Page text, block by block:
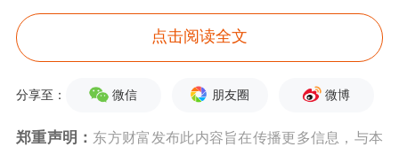
点击阅读全文
分享至： 微信 朋友圈 微博
郑重声明： 东方财富发布此内容旨在传播更多信息，与本